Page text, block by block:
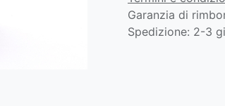
Garanzia di
Spedizione: 2-3